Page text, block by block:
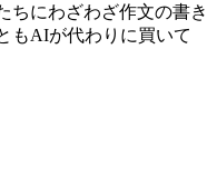
にわざわざ作文の書き
もAIが代わりに買いて